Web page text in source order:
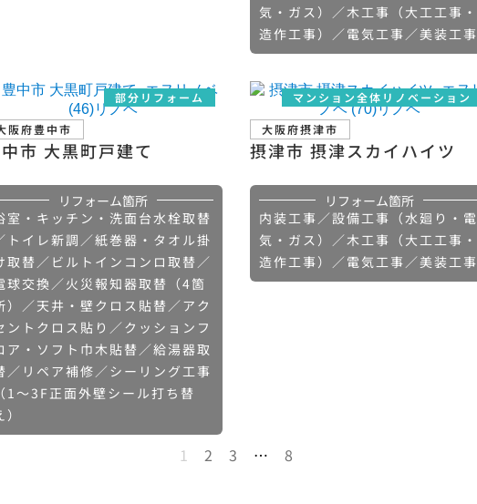
気・ガス）／木工事（大工工事・
造作工事）／電気工事／美装工事
部分リフォーム
阪府豊中市
市 大黒町戸建て
リフォーム箇所
室・キッチン・洗面台水栓取替
トイレ新調／紙巻器・タオル掛
取替／ビルトインコンロ取替／
球交換／火災報知器取替（4箇
）／天井・壁クロス貼替／アク
ントクロス貼り／クッションフ
ア・ソフト巾木貼替／給湯器取
／リペア補修／シーリング工事
（1～3F正面外壁シール打ち替
）
マンション全体リノベーション
大阪府摂津市
摂津市 摂津スカイハイツ
リフォーム箇所
内装工事／設備工事（水廻り・電
気・ガス）／木工事（大工工事・
造作工事）／電気工事／美装工事
1 2 3 … 8